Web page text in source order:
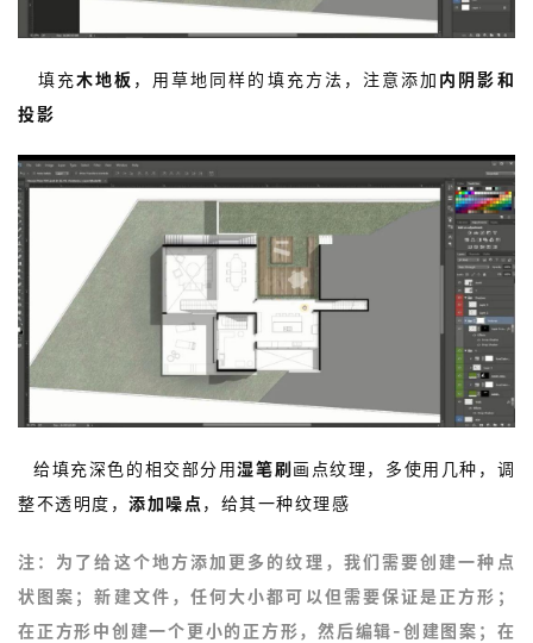
筑
专
极
速
作
填充木地板 ，用草地同样的填充方法，注意添加 内阴影和
投影
给填充深色的相交部分用湿笔刷 画点纹理，多使用几种，调
整不透明度， 添加噪点 ，给其一种纹理感
注： 为了给这个地方添加更多的纹理，我们需要创建一种点
状图案；新建文件，任何大小都可以但需要保证是正方形；
在正方形中创建一个更小的正方形，然后编辑-创建图案；在